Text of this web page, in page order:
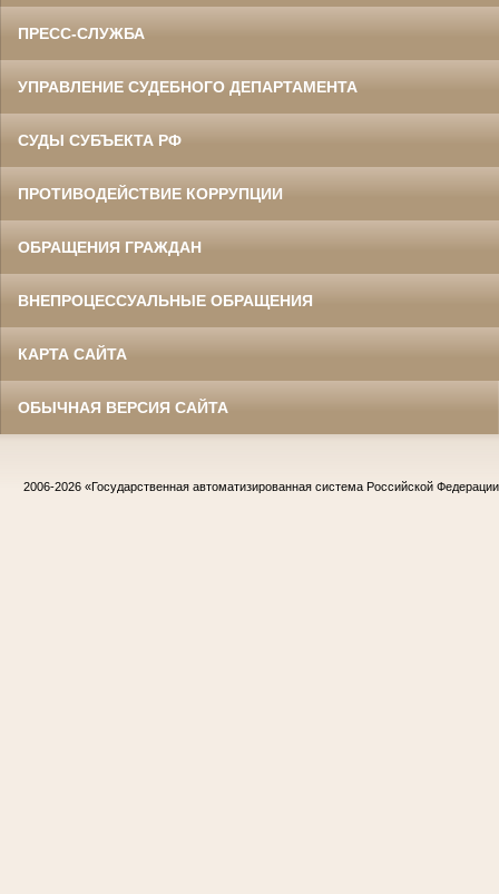
ПРЕСС-СЛУЖБА
УПРАВЛЕНИЕ СУДЕБНОГО ДЕПАРТАМЕНТА
СУДЫ СУБЪЕКТА РФ
ПРОТИВОДЕЙСТВИЕ КОРРУПЦИИ
ОБРАЩЕНИЯ ГРАЖДАН
ВНЕПРОЦЕССУАЛЬНЫЕ ОБРАЩЕНИЯ
КАРТА САЙТА
ОБЫЧНАЯ ВЕРСИЯ САЙТА
2006-2026 «Государственная автоматизированная система Российской